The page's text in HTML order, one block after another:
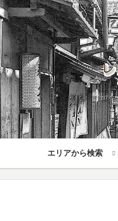
エリアから検索